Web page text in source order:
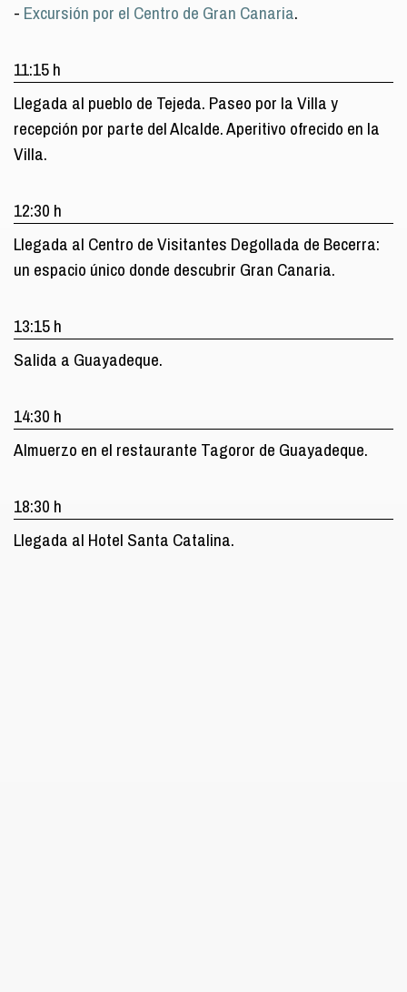
- Excursión por el Centro de Gran Canaria.
11:15 h
Llegada al pueblo de Tejeda. Paseo por la Villa y
recepción por parte del Alcalde. Aperitivo ofrecido en la
Villa.
12:30 h
Llegada al Centro de Visitantes Degollada de Becerra:
un espacio único donde descubrir Gran Canaria.
13:15 h
Salida a Guayadeque.
14:30 h
Almuerzo en el restaurante Tagoror de Guayadeque.
18:30 h
Llegada al Hotel Santa Catalina.